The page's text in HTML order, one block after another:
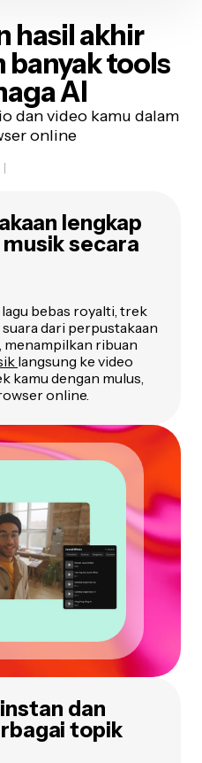
hasil akhir
banyak tools
AI
dan video kamu dalam
online
lengkap
secara
bebas royalti, trek
dari perpustakaan
menampilkan ribuan
langsung ke video
kamu dengan mulus,
online.
dan
topik